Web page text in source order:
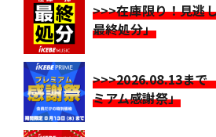
>>>在庫限り！見逃
最終処分」
>>>2026.08.13まで
ミアム感謝祭」